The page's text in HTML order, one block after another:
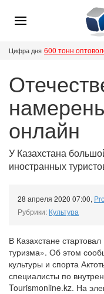
Цифра дня 600 тонн
онлайн
У Казахстана
иностранных
28 апреля 2020 07:00,
Рубрики: Культура
В Казахстане
туризма». Об этом
культуры и спорта
специалисты по
Tourismonline.kz. На